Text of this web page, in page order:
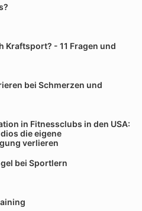
Kraftsport? - 11 Fragen und
bei Schmerzen und
in Fitnessclubs in den USA:
die eigene
verlieren
bei Sportlern